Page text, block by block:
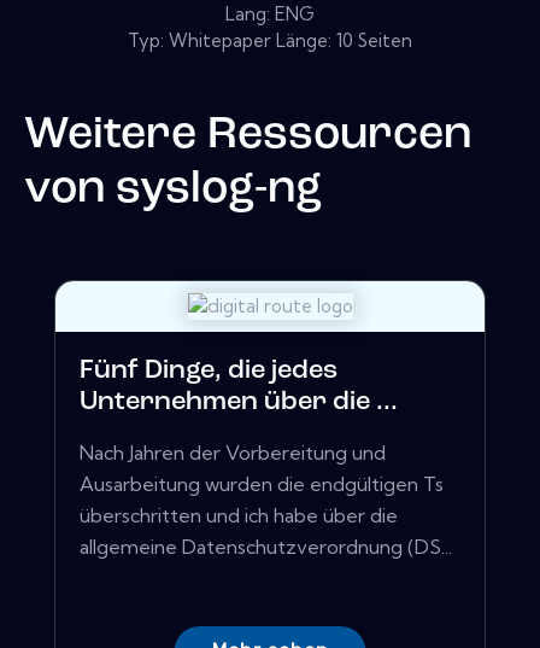
Lang: ENG
Typ: Whitepaper Länge: 10 Seiten
Weitere Ressourcen
von syslog-ng
Fünf Dinge, die jedes
Unternehmen über die ...
Nach Jahren der Vorbereitung und
Ausarbeitung wurden die endgültigen Ts
überschritten und ich habe über die
allgemeine Datenschutzverordnung (DS...